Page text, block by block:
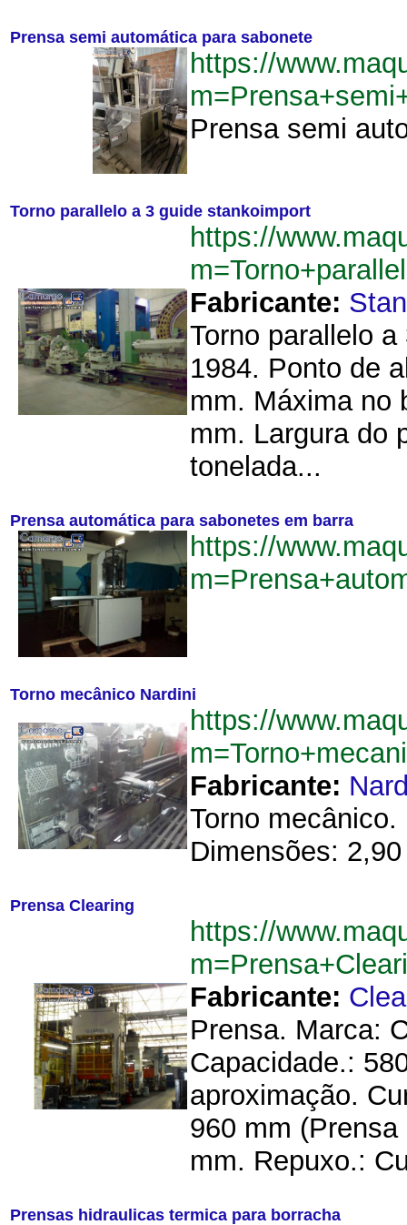
Prensa semi automática para sabonete
https://
Prensa semi
Torno parallelo a 3 guide stankoimport
https://
Fabricante:
Torno parallelo
1984. Ponto de
mm. Máxima no
mm. Largura do
tonelada...
Prensa automática para sabonetes em barra
https://
Torno mecânico Nardini
https://
Fabricante:
Torno
Dimensões:
Prensa Clearing
https://
Fabricante:
Prensa. Marca:
Capacidade.:
aproximação.
960 mm
mm. Repuxo.:
Prensas hidraulicas termica para borracha